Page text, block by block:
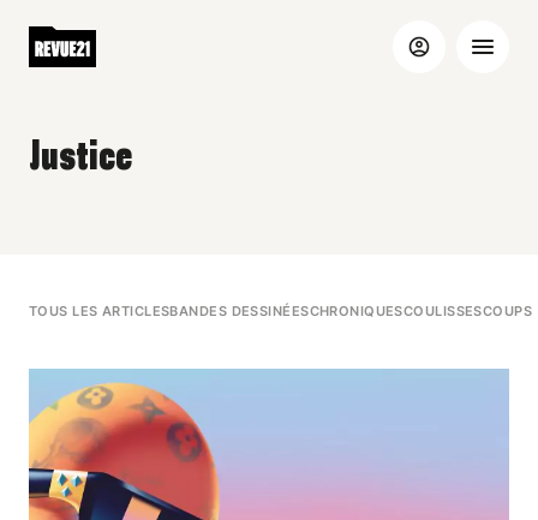
Justice
TOUS LES ARTICLESBANDES DESSINÉESCHRONIQUESCOULISSESCOUPS